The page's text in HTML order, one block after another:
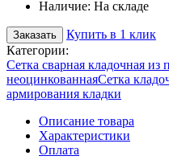
Наличие: На складе
Заказать
Купить в 1 клик
Категории:
Сетка сварная кладочная из
неоцинкованнаяСетка
армирования кладки
Описание товара
Характеристики
Оплата